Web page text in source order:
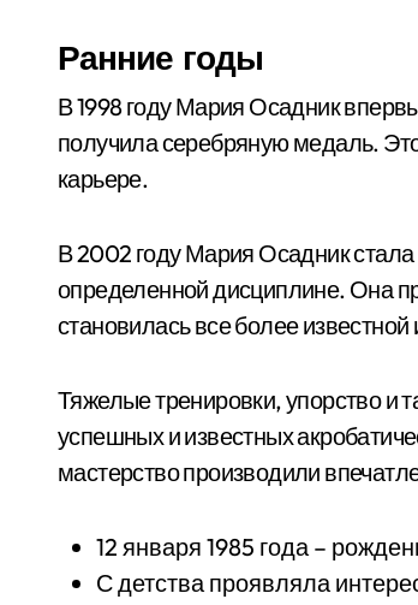
Ранние годы
В 1998 году Мария Осадник
получила серебряную медаль.
карьере.
В 2002 году Мария Осадник
определенной дисциплине. Она
становилась все более
Тяжелые тренировки, упорство и
успешных и известных
мастерство производили
12 января 1985 года –
С детства проявляла